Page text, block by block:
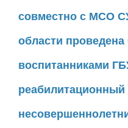
совместно с МСО
области проведена
воспитанниками
реабилитационный